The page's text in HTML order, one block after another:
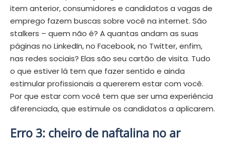
item anterior, consumidores e candidatos a vagas de
emprego fazem buscas sobre você na internet. São
stalkers – quem não é? A quantas andam as suas
páginas no LinkedIn, no Facebook, no Twitter, enfim,
nas redes sociais? Elas são seu cartão de visita. Tudo
o que estiver lá tem que fazer sentido e ainda
estimular profissionais a quererem estar com você.
Por que estar com você tem que ser uma experiência
diferenciada, que estimule os candidatos a aplicarem.
Erro 3: cheiro de naftalina no ar